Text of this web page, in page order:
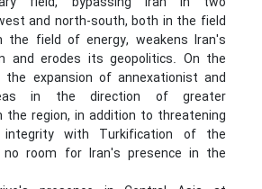
and north-south, both in the field
field of energy, weakens Iran's
and erodes its geopolitics. On the
expansion of annexationist and
in the direction of greater
the region, in addition to threatening
integrity with Turkification of the
room for Iran's presence in the